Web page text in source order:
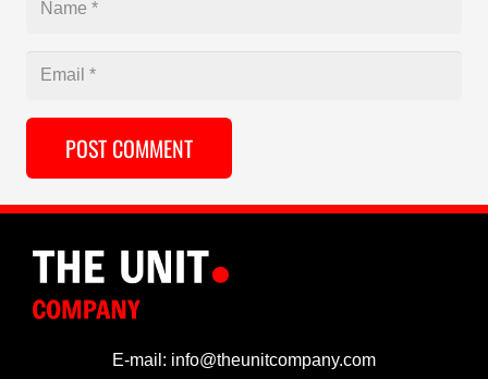
POST COMMENT
E-mail: info@theunitcompany.com